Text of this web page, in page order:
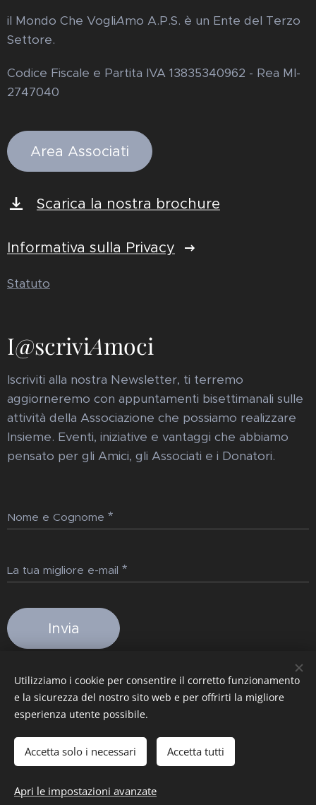
Aggiungi al carrello
il Mondo Che VogliAmo A.P.S. è un Ente del Terzo
Settore.
Codice Fiscale e Partita IVA 13835340962 - Rea MI-
2747040
Area Associati
Scarica la nostra brochure
Informativa sulla Privacy
Statuto
I@scriviAmoci
Iscriviti alla nostra Newsletter, ti terremo
aggiorneremo con appuntamenti bisettimanali sulle
attività della Associazione che possiamo realizzare
Insieme. Eventi, iniziative e vantaggi che abbiamo
pensato per gli Amici, gli Associati e i Donatori.
Nome e Cognome
La tua migliore e-mail
Invia
Immagini fornite da Pexels
Privacy Cookies
Utilizziamo i cookie per consentire il corretto funzionamento
e la sicurezza del nostro sito web e per offrirti la migliore
esperienza utente possibile.
Accetta solo i necessari Accetta tutti
Apri le impostazioni avanzate